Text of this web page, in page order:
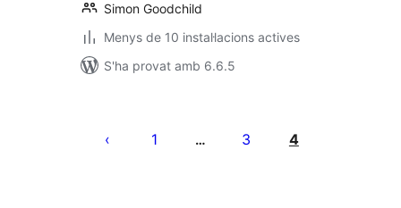
Simon Goodchild
Menys de 10 instal·lacions actives
S'ha provat amb 6.6.5
1 … 3 4